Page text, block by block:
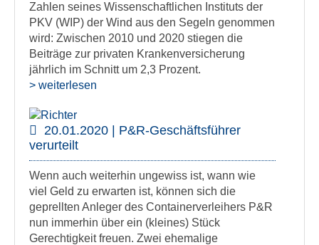
Zahlen seines Wissenschaftlichen Instituts der
PKV (WIP) der Wind aus den Segeln genommen
wird: Zwischen 2010 und 2020 stiegen die
Beiträge zur privaten Krankenversicherung
jährlich im Schnitt um 2,3 Prozent.
> weiterlesen
20.01.2020 | P&R-Geschäftsführer
verurteilt
Wenn auch weiterhin ungewiss ist, wann wie
viel Geld zu erwarten ist, können sich die
geprellten Anleger des Containerverleihers P&R
nun immerhin über ein (kleines) Stück
Gerechtigkeit freuen. Zwei ehemalige